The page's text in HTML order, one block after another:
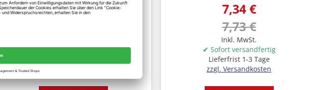
7,34 €
✔ Sofort versandfertig
7,34 €
7,73 €
Inkl. MwSt.
✔ Sofort versandfertig
Lieferfrist 1-3 Tage
zzgl. Versandkosten